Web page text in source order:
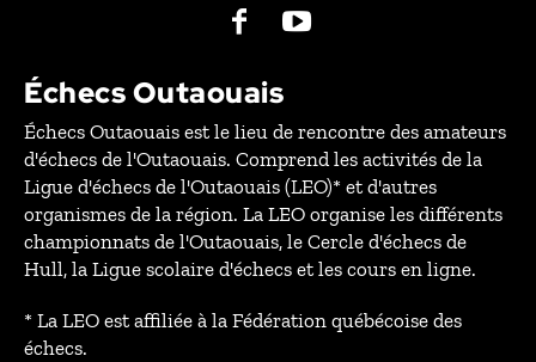
Échecs Outaouais
Échecs Outaouais est le lieu de rencontre des amateurs
d'échecs de l'Outaouais. Comprend les activités de la
Ligue d'échecs de l'Outaouais (LEO)* et d'autres
organismes de la région. La LEO organise les différents
championnats de l'Outaouais, le Cercle d'échecs de
Hull, la Ligue scolaire d'échecs et les cours en ligne.
* La LEO est affiliée à la Fédération québécoise des
échecs.